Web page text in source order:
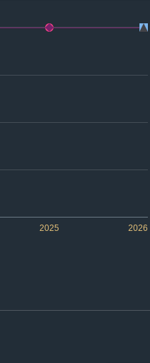
2025 2026